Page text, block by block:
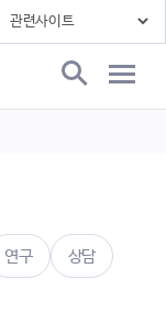
연구 상담